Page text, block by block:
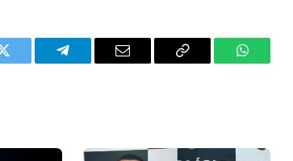
Twitter Telegram Email
Copy